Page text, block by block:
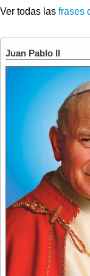
Ver todas las frases
Juan Pablo II